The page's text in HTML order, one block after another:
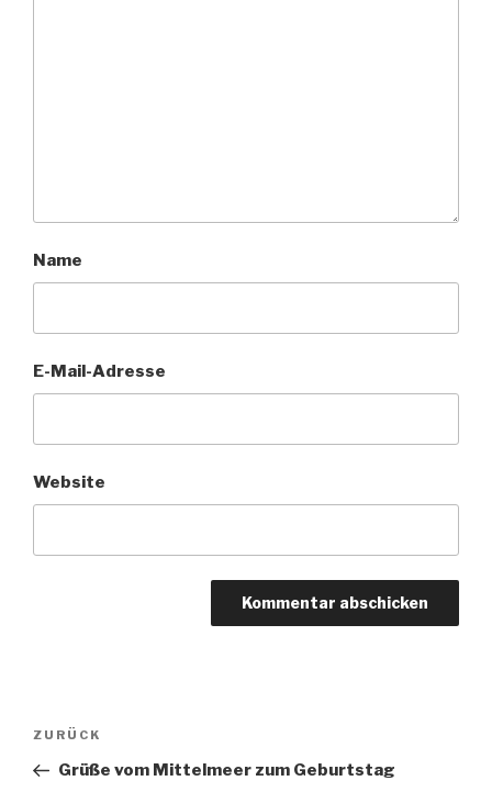
Name
E-Mail-Adresse
Website
Beitragsnavigation
Vorheriger
Beitrag
ZURÜCK
Grüße vom Mittelmeer zum Geburtstag